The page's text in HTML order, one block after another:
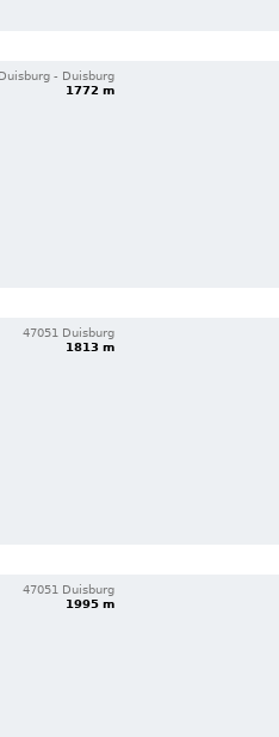
- Duisburg
1772 m
47051 Duisburg
1813 m
47051 Duisburg
1995 m